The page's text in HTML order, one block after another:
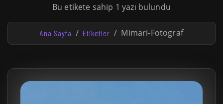
Bu etikete sahip 1 yazı bulundu
Ana Sayfa Etiketler Mimari-Fotograf